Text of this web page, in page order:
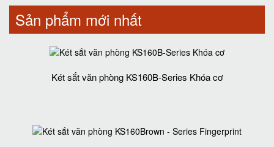
Sản phẩm mới nhất
Két sắt văn phòng KS160B-Series Khóa cơ